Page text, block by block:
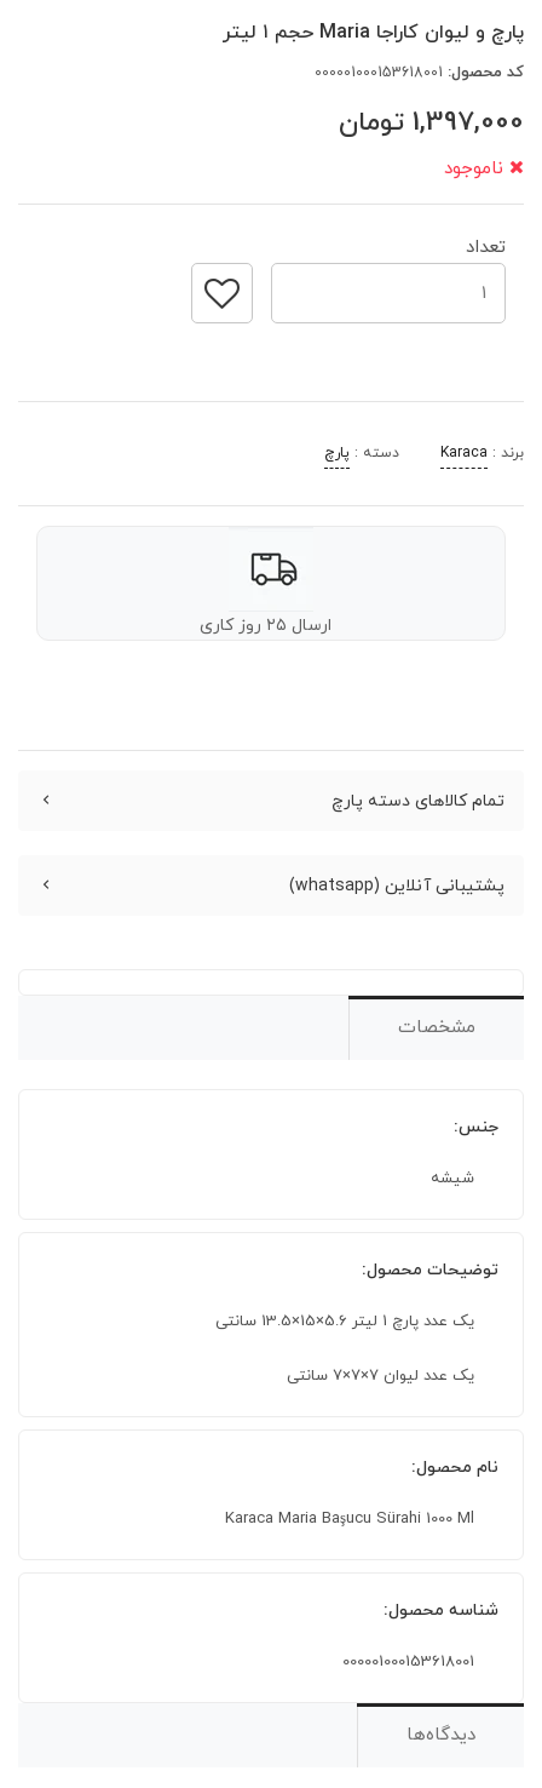
پارچ و لیوان کاراجا Maria حجم ۱ لیتر
کد محصول:
1,397,000 تومان
ناموجود
تعداد
برند : Karaca دسته : پارچ
ارسال ۲۵ روز کاری
تمام کالاهای دسته پارچ
پشتیبانی آنلاین (whatsapp)
مشخصات
جنس:
شیشه
توضیحات محصول:
یک عدد پارچ 1 لیتر 5.6×15×13.5 سانتی
یک عدد لیوان 7×7×7 سانتی
نام محصول:
Karaca Maria Başucu Sürahi 1000 Ml
شناسه محصول:
000001000153618001
دیدگاه‌ها